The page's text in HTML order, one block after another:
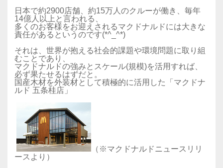
日本で約2900店舗、約15万人のクルーが働き、毎年
14億人以上と言われる、
多くのお客様をお迎えされるマクドナルドには大きな
責任があるというのです(*^_^*)
それは、世界が抱える社会的課題や環境問題に取り組
むことであり、
マクドナルドの強みとスケール(規模)を活用すれば、
必ず果たせるはずだと。
国産木材を外装材として積極的に活用した「マクドナ
ルド 五条桂店」
（※マクドナルドニュースリリ
ースより）